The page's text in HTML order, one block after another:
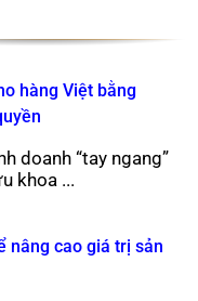
hàng Việt bằng
doanh “tay ngang”
khoa ...
nâng cao giá trị sản